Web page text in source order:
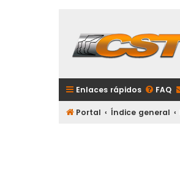
Enlaces rápidos FAQ
Portal Índice general